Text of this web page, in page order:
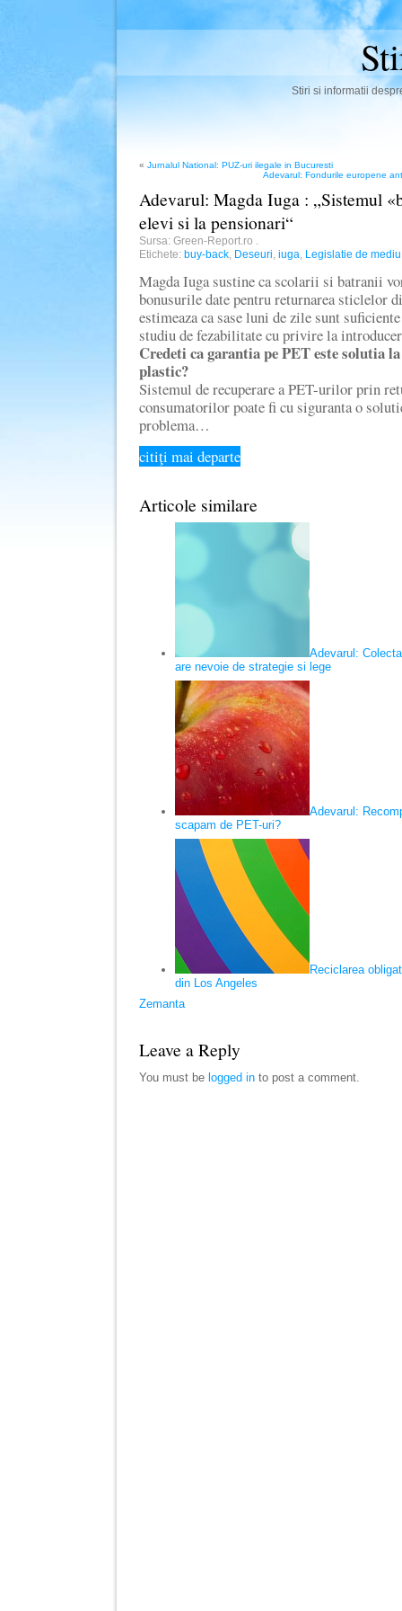
Stiri si informatii
« Jurnalul National: PUZ-uri ilegale in Bucuresti
Adevarul: Fondurile europene
Adevarul: Magda Iuga : „Sistemul
elevi si la pensionari“
Sursa: Green-Report.ro
Etichete: buy-back Deseuri iuga Legislatie de mediu
Magda Iuga sustine ca scolarii si batranii
bonusurile date pentru returnarea sticlelor
estimeaza ca sase luni de zile sunt
studiu de fezabilitate cu privire la
Credeti ca garantia pe PET este solutia
plastic?
Sistemul de recuperare a PET-urilor prin
consumatorilor poate fi cu siguranta o
problema…
citiţi mai departe
Articole similare
Adevarul:
are nevoie de strategie si lege
Adevarul:
scapam de PET-uri?
Reciclarea
din Los Angeles
Zemanta
Leave a Reply
You must be logged in to post a comment.